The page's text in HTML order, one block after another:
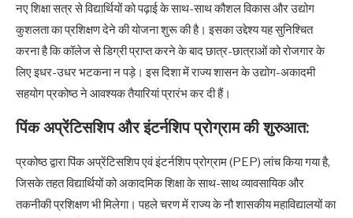
नए शिक्षा सत्र से विद्यार्थियों को पढ़ाई के साथ-साथ कौशल विकास और उद्योग
कुशलता का प्रशिक्षण देने की योजना शुरू की है। इसका उद्देश्य यह सुनिश्चित
करना है कि कॉलेज से डिग्री प्राप्त करने के बाद छात्र-छात्राओं को रोजगार के
लिए इधर-उधर भटकना न पड़े। इस दिशा में राज्य शासन के उद्योग-अकादमी
सहयोग प्रकोष्ठ ने आवश्यक तैयारियां प्रारंभ कर दी हैं।
पिंक अप्रेंटिसशिप और इंटर्नशिप प्रोग्राम की शुरुआत:
प्रकोष्ठ द्वारा पिंक अप्रेंटिसशिप एवं इंटर्नशिप प्रोग्राम (PEP) लांच किया गया है,
जिसके तहत विद्यार्थियों को अकादमिक शिक्षा के साथ-साथ व्यावसायिक और
तकनीकी प्रशिक्षण भी मिलेगा। पहले चरण में राज्य के नौ शासकीय महाविद्यालयों का